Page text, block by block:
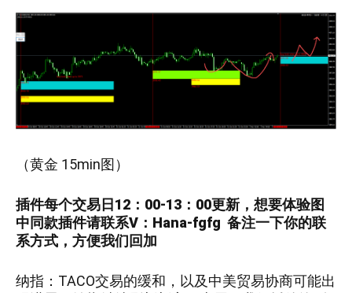
（黄金 15min图）
插件每个交易日12：00-13：00更新， 想要体验图
中同款插件请联系V： Hana-fgfg 备注一下你的联
系方式，方便我们回加
纳指：TACO交易的缓和，以及中美贸易协商可能出